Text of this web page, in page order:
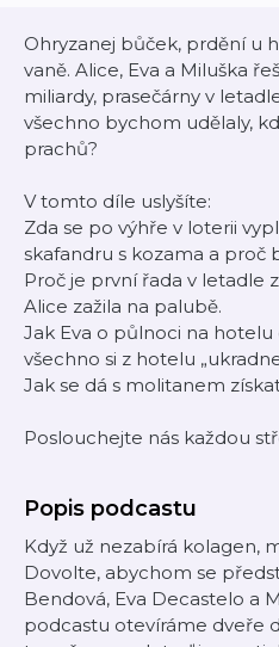
Ohryzanej bůček, prdění u
vaně. Alice, Eva a Miluška
miliardy, prasečárny v
všechno bychom udělaly,
prachů?
V tomto díle uslyšíte:
Zda se po výhře v loterii
skafandru s kozama a proč
Proč je první řada v letadle
Alice zažila na palubě.
Jak Eva o půlnoci na
všechno si z hotelu
Jak se dá s molitanem
Poslouchejte nás každou
Popis podcastu
Když už nezabírá kolagen,
Dovolte, abychom se
Bendová, Eva Decastelo a
podcastu otevíráme dveře